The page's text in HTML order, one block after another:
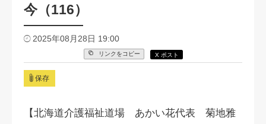
今（116）
2025年08月28日 19:00
リンクをコピー X ポスト
保存
【北海道介護福祉道場 あかい花代表 菊地雅